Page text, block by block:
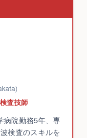
査技師
病院勤務5年、専
検査のスキルを